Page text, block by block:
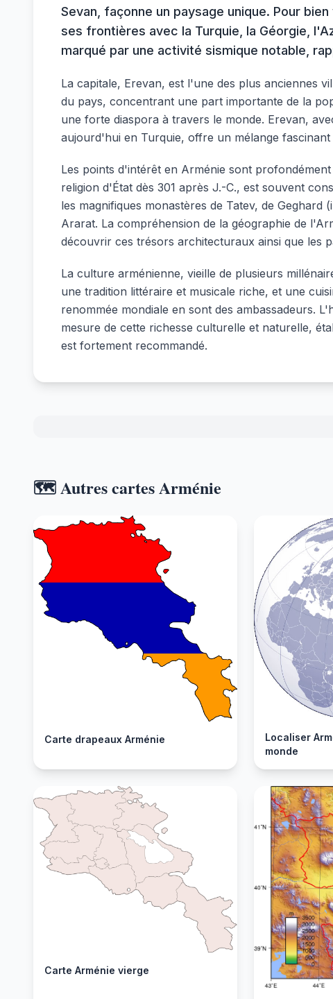
Sevan, façonne un paysage unique. Pour
ses frontières avec la Turquie, la Géorgie,
marqué par une activité sismique notable,
La capitale, Erevan, est l'une des plus anciennes
du pays, concentrant une part importante de la
une forte diaspora à travers le monde. Erevan,
aujourd'hui en Turquie, offre un mélange
Les points d'intérêt en Arménie sont
religion d'État dès 301 après J.-C., est souvent
les magnifiques monastères de Tatev, de
Ararat. La compréhension de la géographie de
découvrir ces trésors architecturaux ainsi que les
La culture arménienne, vieille de plusieurs
une tradition littéraire et musicale riche, et une
renommée mondiale en sont des ambassadeurs.
mesure de cette richesse culturelle et naturelle,
est fortement recommandé.
🗺️ Autres cartes Arménie
Carte drapeaux Arménie
Localiser
monde
Carte Arménie vierge